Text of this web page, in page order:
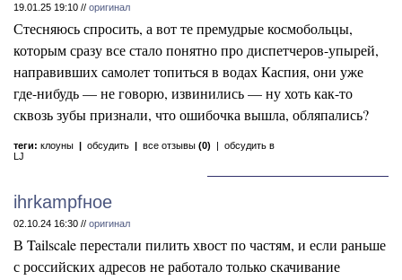
19.01.25 19:10 // оригинал
Стесняюсь спросить, а вот те премудрые космобольцы,
которым сразу все стало понятно про диспетчеров-упырей,
направивших самолет топиться в водах Каспия, они уже
где-нибудь — не говорю, извинились — ну хоть как-то
сквозь зубы признали, что ошибочка вышла, обляпались?
теги: клоуны | обсудить | все отзывы (0) | обсудить в
LJ
ihrkampfное
02.10.24 16:30 // оригинал
В Tailscale перестали пилить хвост по частям, и если раньше
с российских адресов не работало только скачивание